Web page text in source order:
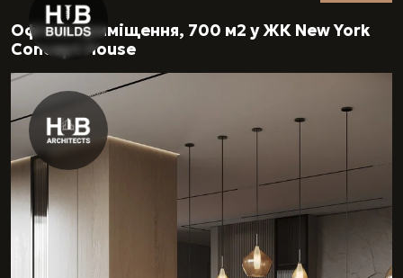
Офісне приміщення, 700 м2 у ЖК New York
Concept House